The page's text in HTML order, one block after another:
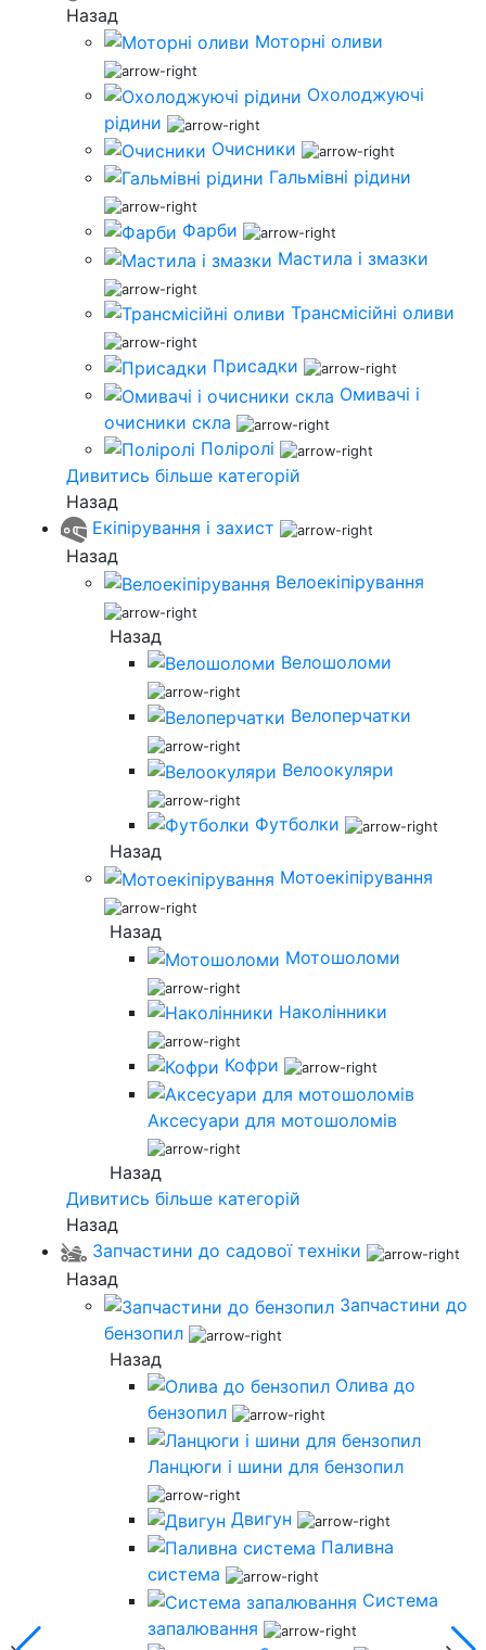
Назад
Моторні оливи
Охолоджуючі
рідини
Очисники
Гальмівні рідини
Фарби
Мастила і змазки
Трансмісійні оливи
Присадки
Омивачі і
очисники скла
Поліролі
Дивитись більше категорій
Назад
Екіпірування і захист
Назад
Велоекіпірування
Назад
Велошоломи
Велоперчатки
Велоокуляри
Футболки
Назад
Мотоекіпірування
Назад
Мотошоломи
Наколінники
Кофри
Аксесуари для мотошоломів
Назад
Дивитись більше категорій
Назад
Запчастини до садової техніки
Назад
Запчастини до
бензопил
Назад
Олива до
бензопил
Ланцюги і шини для бензопил
Двигун
Паливна
система
Система
запалювання